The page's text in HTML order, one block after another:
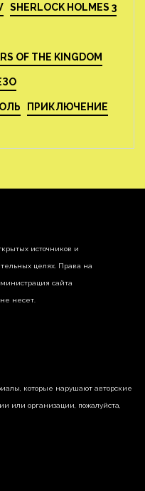
SHERLOCK HOLMES 3
OF THE KINGDOM
ПРИКЛЮЧЕНИЕ
источников и
целях. Права на
сайта
несет.
которые нарушают авторские
или организации, пожалуйста,